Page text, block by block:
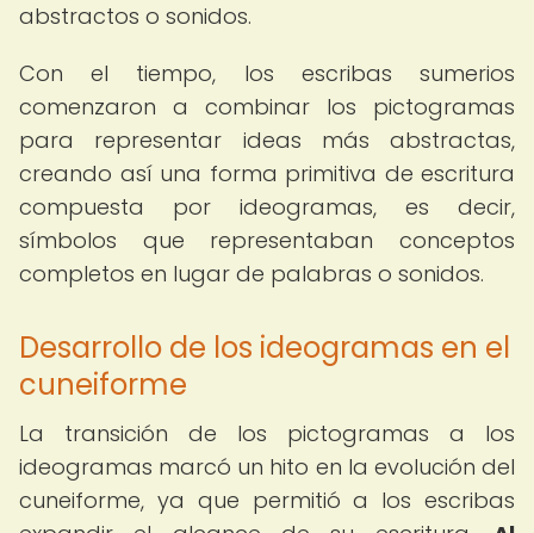
abstractos o sonidos.
Con el tiempo, los escribas sumerios
comenzaron a combinar los pictogramas
para representar ideas más abstractas,
creando así una forma primitiva de escritura
compuesta por ideogramas, es decir,
símbolos que representaban conceptos
completos en lugar de palabras o sonidos.
Desarrollo de los ideogramas en el
cuneiforme
La transición de los pictogramas a los
ideogramas marcó un hito en la evolución del
cuneiforme, ya que permitió a los escribas